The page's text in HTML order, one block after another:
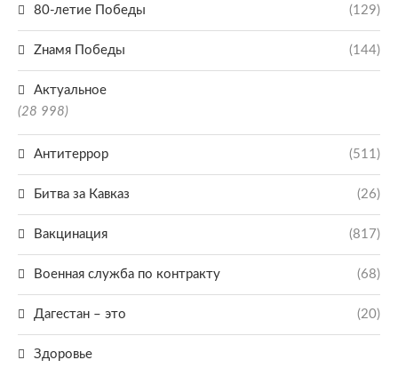
80-летие Победы (129)
Zнамя Победы (144)
Актуальное
(28 998)
Антитеррор (511)
Битва за Кавказ (26)
Вакцинация (817)
Военная служба по контракту (68)
Дагестан – это (20)
Здоровье